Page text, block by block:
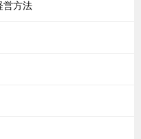
営方法